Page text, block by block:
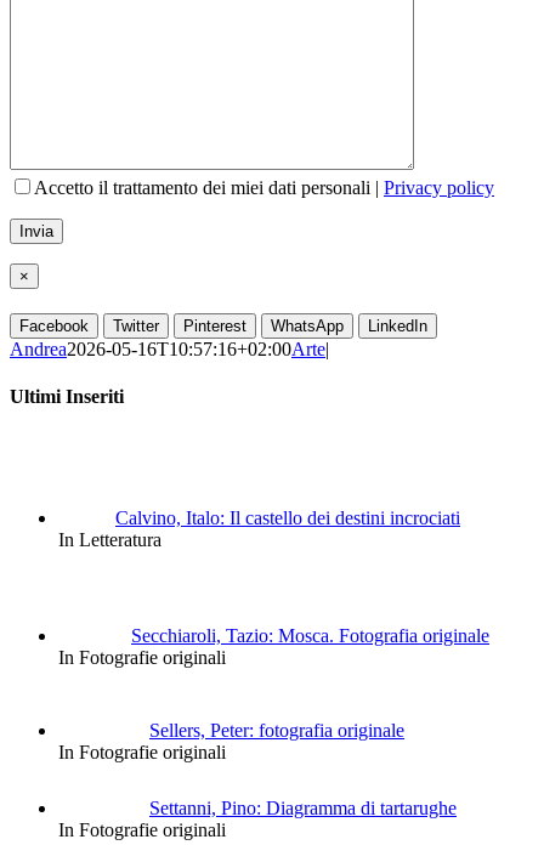
Accetto il trattamento dei miei dati personali | Privacy policy
×
Facebook Twitter Pinterest WhatsApp LinkedIn
Andrea2026-05-16T10:57:16+02:00Arte|
Ultimi Inseriti
Calvino, Italo: Il castello dei destini incrociati
In Letteratura
Secchiaroli, Tazio: Mosca. Fotografia originale
In Fotografie originali
Sellers, Peter: fotografia originale
In Fotografie originali
Settanni, Pino: Diagramma di tartarughe
In Fotografie originali